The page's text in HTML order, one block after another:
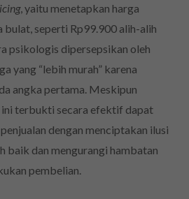
, yaitu menetapkan harga
bulat, seperti Rp99.900 alih-alih
psikologis dipersepsikan oleh
yang “lebih murah” karena
angka pertama. Meskipun
terbukti secara efektif dapat
dengan menciptakan ilusi
baik dan mengurangi hambatan
pembelian.